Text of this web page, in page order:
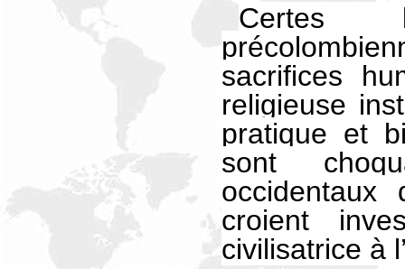
Certes
sacrifices
religieuse
pratique et
sont
croient
civilisatrice à